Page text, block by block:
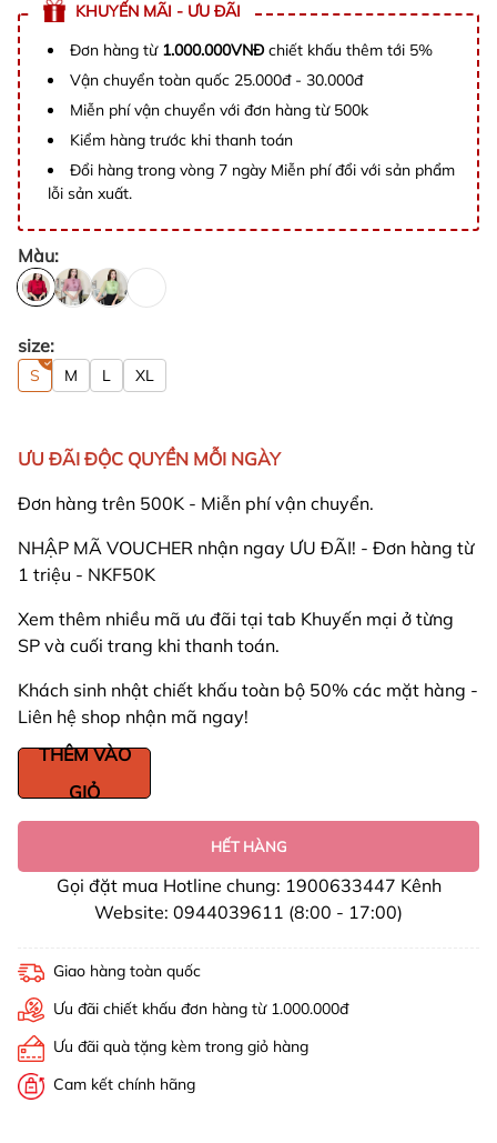
KHUYẾN MÃI - ƯU ĐÃI
Đơn hàng từ 1.000.000VNĐchiết khấu thêm tới 5%
Vận chuyển toàn quốc 25.000đ - 30.000đ
Miễn phí vận chuyển với đơn hàng từ 500k
Kiểm hàng trước khi thanh toán
Đổi hàng trong vòng 7 ngày Miễn phí đổi với sản phẩm
lỗi sản xuất.
Màu:
size:
S M L XL
ƯU ĐÃI ĐỘC QUYỀN MỖI NGÀY
Đơn hàng trên 500K - Miễn phí vận chuyển.
NHẬP MÃ VOUCHER nhận ngay ƯU ĐÃI! - Đơn hàng từ
1 triệu - NKF50K
Xem thêm nhiều mã ưu đãi tại tab Khuyến mại ở từng
SP và cuối trang khi thanh toán.
Khách sinh nhật chiết khấu toàn bộ 50% các mặt hàng -
Liên hệ shop nhận mã ngay!
THÊM VÀO
GIỎ
HẾT HÀNG
Gọi đặt mua Hotline chung: 1900633447 Kênh
Website: 0944039611 (8:00 - 17:00)
Giao hàng toàn quốc
Ưu đãi chiết khấu đơn hàng từ 1.000.000đ
Ưu đãi quà tặng kèm trong giỏ hàng
Cam kết chính hãng